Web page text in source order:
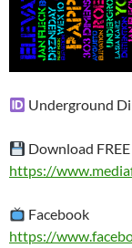
Underground
Download
https://
Facebook
https://